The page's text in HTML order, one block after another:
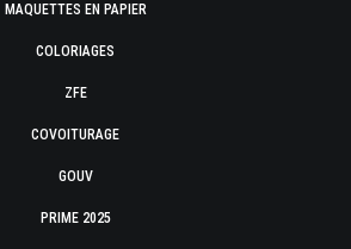
MAQUETTES EN PAPIER
COLORIAGES
ZFE
COVOITURAGE
GOUV
PRIME 2025